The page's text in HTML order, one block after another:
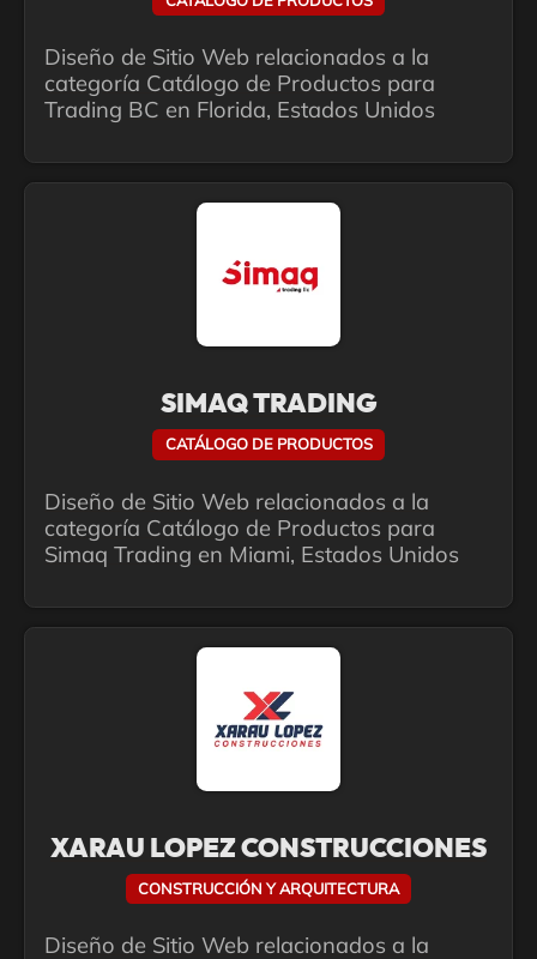
Diseño de Sitio Web relacionados a la
categoría Catálogo de Productos para
Trading BC en Florida, Estados Unidos
SIMAQ TRADING
CATÁLOGO DE PRODUCTOS
Diseño de Sitio Web relacionados a la
categoría Catálogo de Productos para
Simaq Trading en Miami, Estados Unidos
XARAU LOPEZ CONSTRUCCIONES
CONSTRUCCIÓN Y ARQUITECTURA
Diseño de Sitio Web relacionados a la